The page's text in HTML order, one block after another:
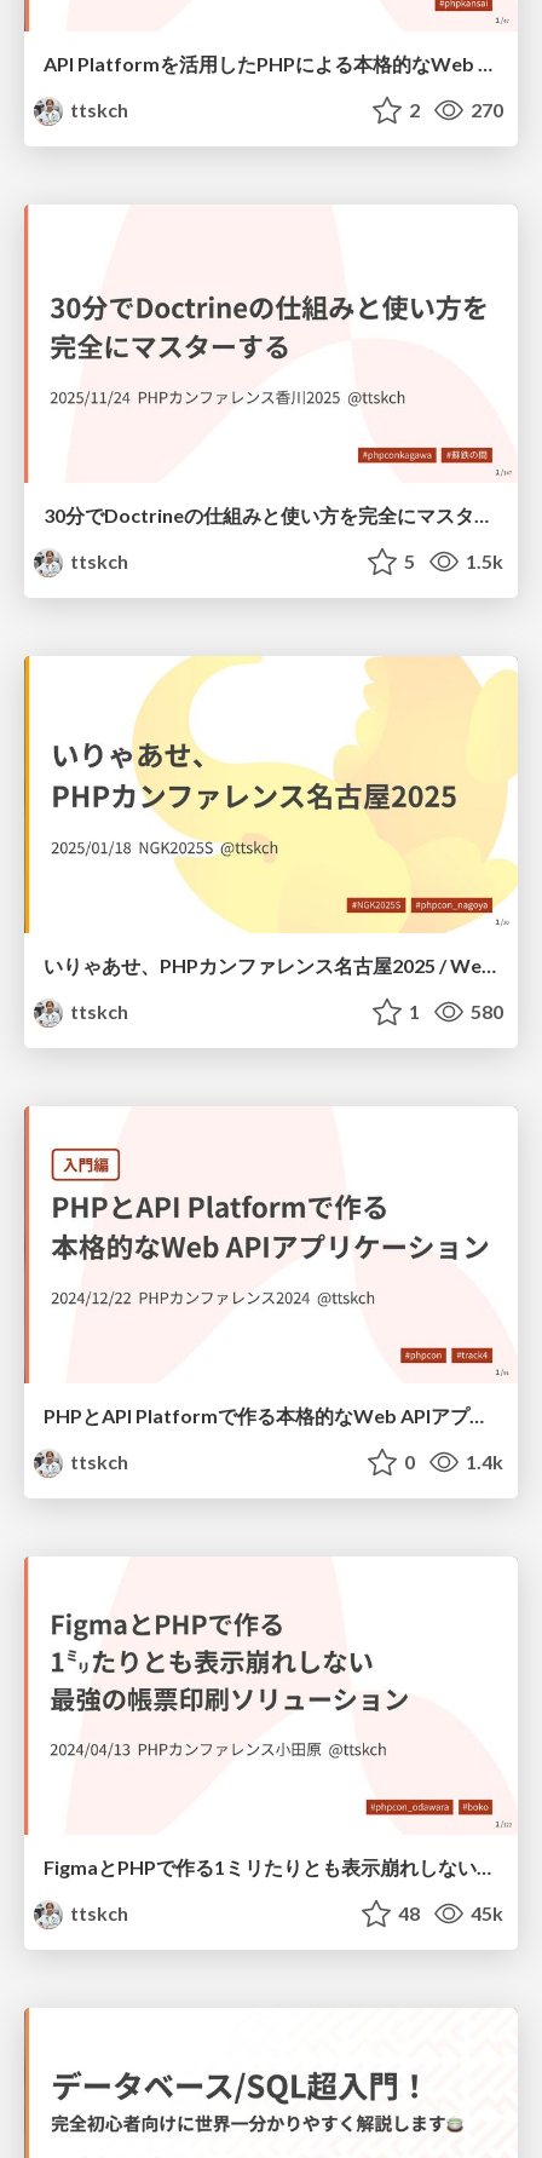
API Platformを活用したPHPによる本格的なWeb API開発 / api-platform-book-intro
ttskch
2 270
ttskch
5 1.5k
いりゃあせ、PHPカンファレンス名古屋2025 / Welcome to PHP Conference Nagoya 2025
ttskch
1 580
PHPとAPI Platformで作る本格的なWeb APIアプリケーション（入門編） / phpcon 2024 Intro to API Platform
ttskch
0 1.4k
FigmaとPHPで作る1ミリたりとも表示崩れしない最強の帳票印刷ソリューション
ttskch
48 45k